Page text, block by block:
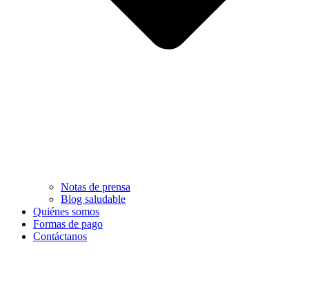
Notas de prensa
Blog saludable
Quiénes somos
Formas de pago
Contáctanos